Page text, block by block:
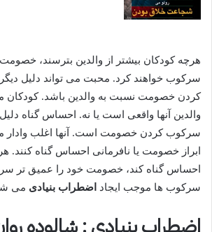
هرچه کودکان بیشتر از والدین بترسند، خصومت
سرکوب خواهند کرد. محبت می تواند دلیل
کردن خصومت نسبت به والدین باشد. کودکان
والدین آنها واقعی است یا نه. احساس گناه
سرکوب کردن خصومت است. آنها اغلب وادار
ابراز خصومت یا نافرمانی احساس گناه کنند.
احساس گناه کند، خصومت خود را عمیق تر
سرکوب ها موجب ایجاد اضطراب بنیادی می
اضطراب بنیادی : شالوده